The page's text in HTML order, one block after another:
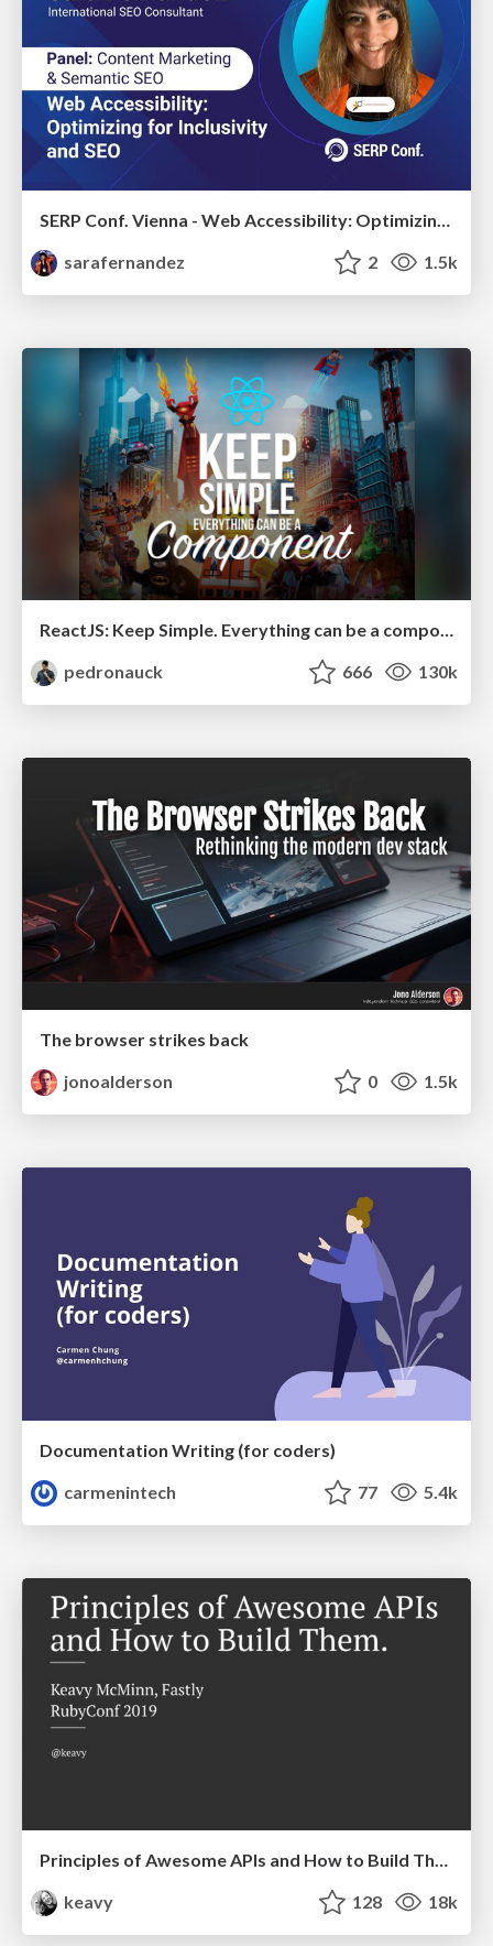
sarafernandez
2 1.5k
ReactJS: Keep Simple. Everything can be a component!
pedronauck
666 130k
The browser strikes back
jonoalderson
0 1.5k
Documentation Writing (for coders)
carmenintech
77 5.4k
Principles of Awesome APIs and How to Build Them.
keavy
128 18k